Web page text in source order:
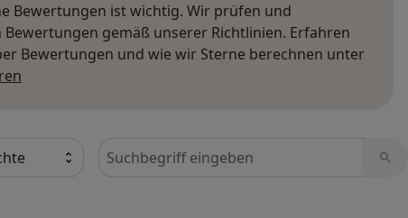
Bewertungen ist wichtig. Wir prüfen und
gemäß unserer Richtlinien. Erfahren
Bewertungen und wie wir Sterne berechnen unter
Bewertungen durchsuchen